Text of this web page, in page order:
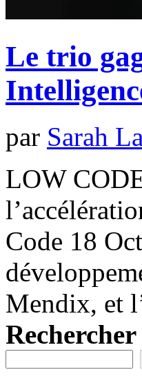
Le trio
par Sarah
LOW
Code 18
Mendix, et
Rechercher